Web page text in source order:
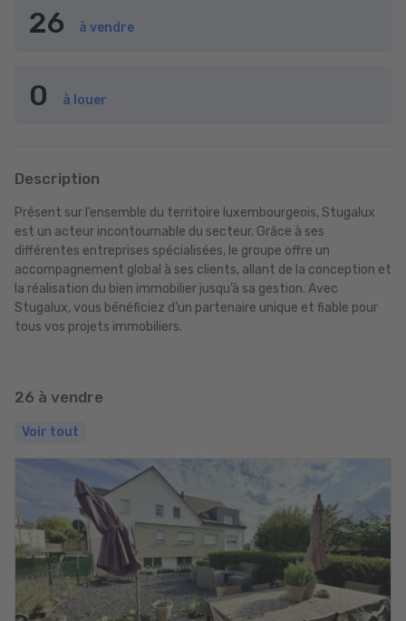
26 à vendre
0 à louer
Description
Présent sur l’ensemble du territoire luxembourgeois, Stugalux
est un acteur incontournable du secteur. Grâce à ses
différentes entreprises spécialisées, le groupe offre un
accompagnement global à ses clients, allant de la conception et
la réalisation du bien immobilier jusqu’à sa gestion. Avec
Stugalux, vous bénéficiez d’un partenaire unique et fiable pour
tous vos projets immobiliers.
26 à vendre
Voir tout